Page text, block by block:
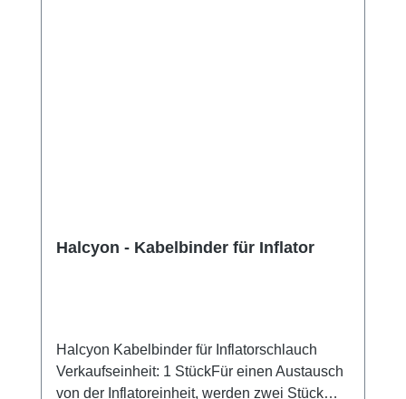
Halcyon - Kabelbinder für Inflator
Halcyon Kabelbinder für Inflatorschlauch
Verkaufseinheit: 1 StückFür einen Austausch
von der Inflatoreinheit, werden zwei Stück